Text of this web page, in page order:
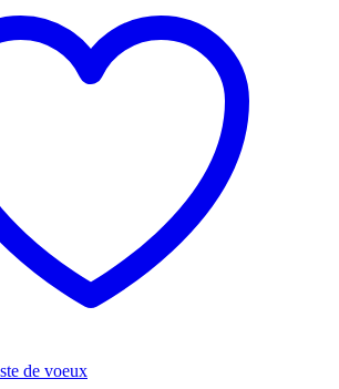
de voeux